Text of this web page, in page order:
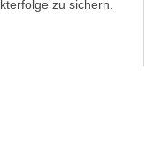
zu sichern.